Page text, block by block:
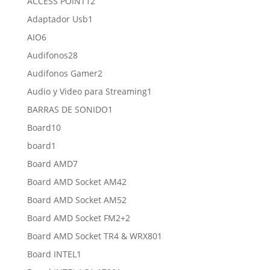
Adaptador Usb1
AIO66
productos
Audifonos2828
productos
Audifonos Gamer22
productos
Audio y Video para Streaming1
BARRAS DE SONIDO1
Board1010
board1
producto
Board AMD77
productos
Board AMD Socket AM422
productos
Board AMD Socket AM522
productos
Board AMD Socket FM2+22
productos
Board AMD Socket TR4 & WRX801
Board INTEL1
producto